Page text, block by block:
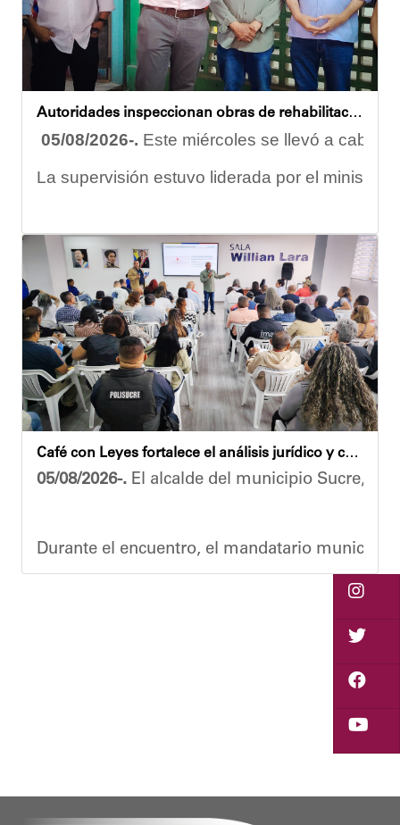
Oskarina Rosso
Autoridades inspeccionan obras de rehabilitación en la U.E.N. José Antonio Calcaño en Caucagüita
05/08/2026-. Este miércoles se llevó a cabo
La supervisión estuvo liderada por el ministro
Las obras en ejecución contemplan la pintura
El alcalde Diógenes Lara expresó sus
"Damos las gracias por esta recuperación en
​Por su parte, el gobernador del estado
​"Tenemos un desafío en todo el estado
Finalmente, el ministro de Educación, Héctor
Esta jornada ratifica el esfuerzo articulado
Café con Leyes fortalece el análisis jurídico y constitucional en el municipio Sucre
05/08/2026-. El alcalde del municipio Sucre,
Durante el encuentro, el mandatario
El programa "Café con Leyes" se consolida
Oskarina Rosso.